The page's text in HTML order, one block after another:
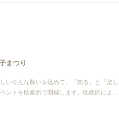
まつり
いそんな願いを込めて、『知る』と『楽し
ントを助産所で開催します。助産師によ…